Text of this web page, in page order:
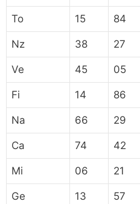
To 15 84
Nz 38 27
Ve 45 05
Fi 14 86
Na 66 29
Ca 74 42
Mi 06 21
Ge 13 57